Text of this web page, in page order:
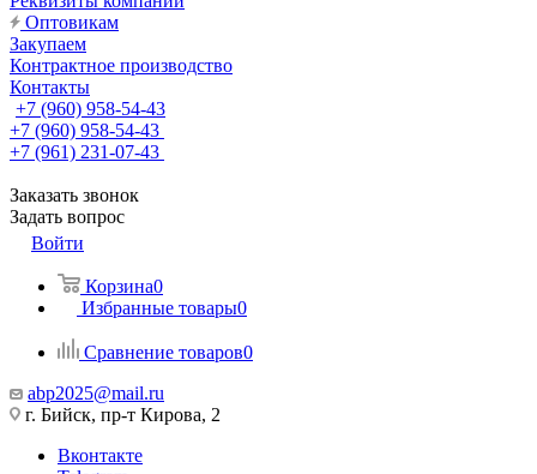
Оптовикам
Закупаем
Контрактное производство
Контакты
+7 (960) 958-54-43
+7 (960) 958-54-43
+7 (961) 231-07-43
Заказать звонок
Задать вопрос
Войти
Корзина0
Избранные товары0
Сравнение товаров0
abp2025@mail.ru
г. Бийск, пр-т Кирова, 2
Вконтакте